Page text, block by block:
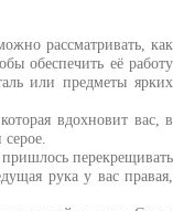
рассматривать, как
обеспечить её работу
или предметы ярких
вдохновит вас, в
перекрещивать
рука у вас правая,